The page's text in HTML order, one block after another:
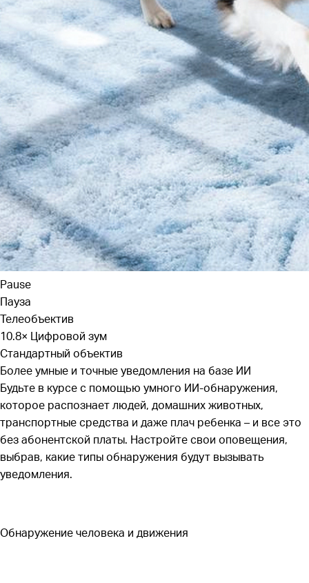
Pause
Пауза
Телеобъектив
1×Цифровой зум
Стандартный объектив
Более умные и точные уведомления на базе ИИ
Будьте в курсе с помощью умного ИИ-обнаружения,
которое распознает людей, домашних животных,
транспортные средства и даже плач ребенка – и все это
без абонентской платы. Настройте свои оповещения,
выбрав, какие типы обнаружения будут вызывать
уведомления.
Обнаружение человека и движения